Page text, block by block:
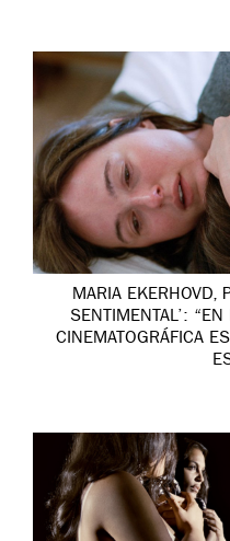
MARIA EKERHOVD,
SENTIMENTAL’:
CINEMATOGRÁFICA